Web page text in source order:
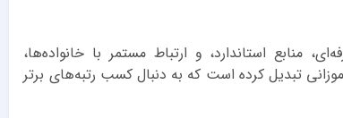
منابع استاندارد، و ارتباط مستمر با خانواده‌ها،
تبدیل کرده است که به دنبال کسب رتبه‌های برتر